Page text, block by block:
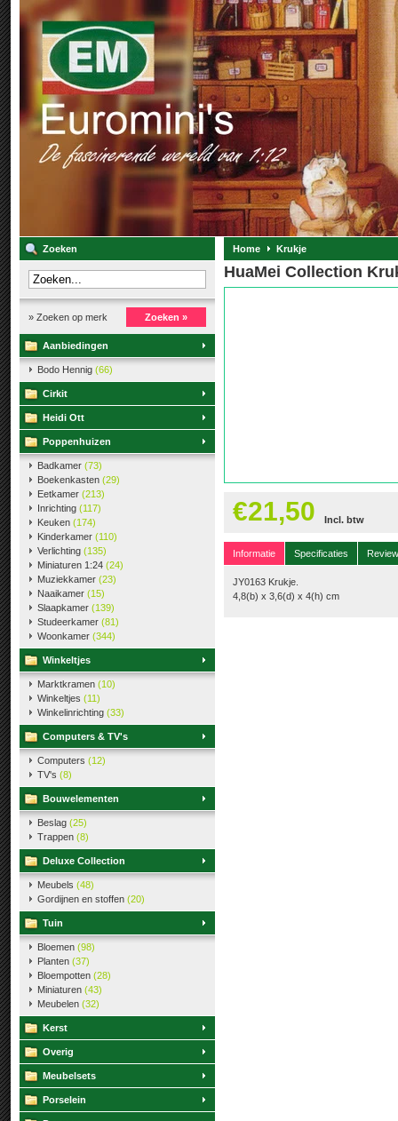
Zoeken
» Zoeken op merk Zoeken »
Aanbiedingen
Bodo Hennig (66)
Cirkit
Heidi Ott
Poppenhuizen
Badkamer (73)
Boekenkasten (29)
Eetkamer (213)
Inrichting (117)
Keuken (174)
Kinderkamer (110)
Verlichting (135)
Miniaturen 1:24 (24)
Muziekkamer (23)
Naaikamer (15)
Slaapkamer (139)
Studeerkamer (81)
Woonkamer (344)
Winkeltjes
Marktkramen (10)
Winkeltjes (11)
Winkelinrichting (33)
Computers & TV's
Computers (12)
TV's (8)
Bouwelementen
Beslag (25)
Trappen (8)
Deluxe Collection
Meubels (48)
Gordijnen en stoffen (20)
Tuin
Bloemen (98)
Planten (37)
Bloempotten (28)
Miniaturen (43)
Meubelen (32)
Kerst
Overig
Meubelsets
Porselein
Home Krukje
HuaMei Collection
€21,50 Incl. btw
Informatie Specificaties
JY0163 Krukje.
4,8(b) x 3,6(d) x 4(h) cm